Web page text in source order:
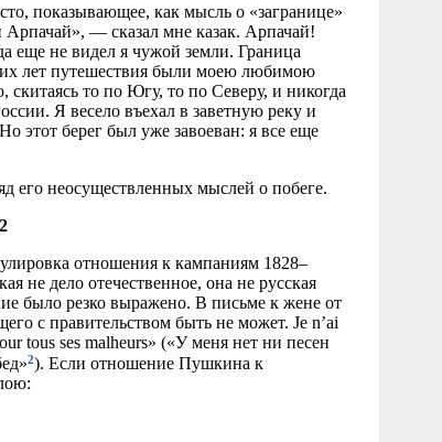
показывающее, как мысль о «загранице»
— сказал мне казак. Арпачай!
еще не видел я чужой земли. Граница
лет путешествия были моею любимою
то по Югу, то по Северу, и никогда
Я весело въехал в заветную реку и
этот берег был уже завоеван: я все еще
его неосуществленных мыслей о побеге.
2
отношения к кампаниям 1828–
не дело отечественное, она не русская
было резко выражено. В письме к жене от
с правительством быть не может. Je n’ai
tous ses malheurs» («У меня нет ни песен
2). Если отношение Пушкина к